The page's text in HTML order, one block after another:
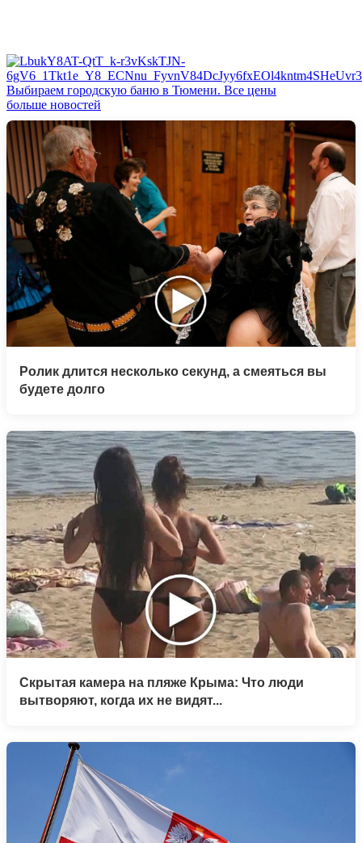
Выбираем городскую баню в Тюмени. Все цены
больше новостей
Ролик длится несколько секунд, а смеяться вы
будете долго
Скрытая камера на пляже Крыма: Что люди
вытворяют, когда их не видят...